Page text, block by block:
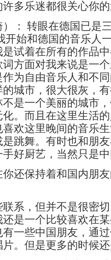
许多乐迷都很关心你
转眼在德国已是三
开始和德国的音乐人
是试着在所有的作品
方面对我来说是一
作为自由音乐人和不
城市，很大很灰，
不是一个美丽的城市
。而且在这里生活
喜欢这里晚间的音乐
是跳舞。有时也和朋
好厨艺，当然只是
保持着和国内朋友
，但并不是很密切
是一个比较喜欢在
一些中国朋友，通
片。但是更多的时候